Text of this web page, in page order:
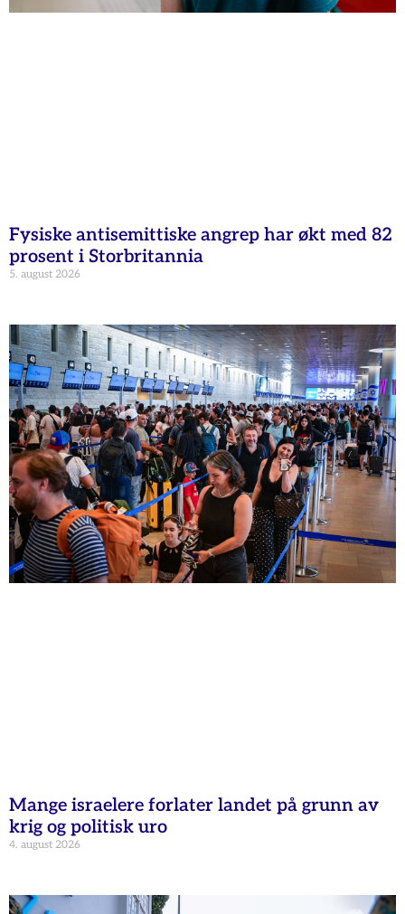
Fysiske antisemittiske angrep har økt med 82
prosent i Storbritannia
5. august 2026
Mange israelere forlater landet på grunn av
krig og politisk uro
4. august 2026